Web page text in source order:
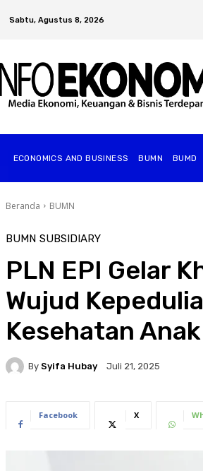
Sabtu, Agustus 8, 2026
ECONOMICS AND BUSINESS BUMN BUMD
Beranda BUMN
BUMN SUBSIDIARY
PLN EPI Gelar
Wujud
Kesehatan
By Syifa Hubay Juli 21, 2025
Facebook X